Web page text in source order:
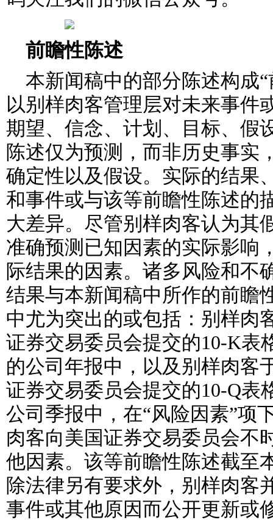
前瞻性陈述
本新闻稿中的部分陈述构成
以别样肉客管理层对未来事件
期望、信念、计划、目标、假
陈述仅为预测，而非历史事实
确定性以及假设。实际的结果
和事件或与该等前瞻性陈述的
大差异。尽管别样肉客认为其
准确预测已知因素的实际影响
际结果的因素。诸多风险和不
结果与本新闻稿中所作的前瞻
中尤为突出的或包括：别样肉
证券交易委员会提交的10-K表
的公司年报中，以及别样肉客
证券交易委员会提交的10-Q表
公司季报中，在“风险因素”项
肉客向美国证券交易委员会不
他因素。该等前瞻性陈述截至
除法律另有要求外，别样肉客
事件或其他原因而公开更新或